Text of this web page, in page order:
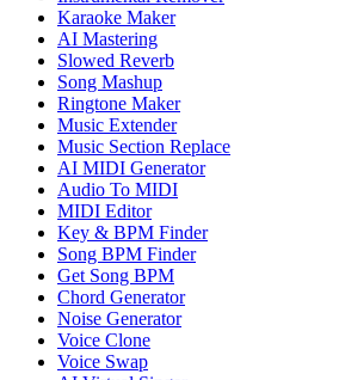
Karaoke Maker
AI Mastering
Slowed Reverb
Song Mashup
Ringtone Maker
Music Extender
Music Section Replace
AI MIDI Generator
Audio To MIDI
MIDI Editor
Key & BPM Finder
Song BPM Finder
Get Song BPM
Chord Generator
Noise Generator
Voice Clone
Voice Swap